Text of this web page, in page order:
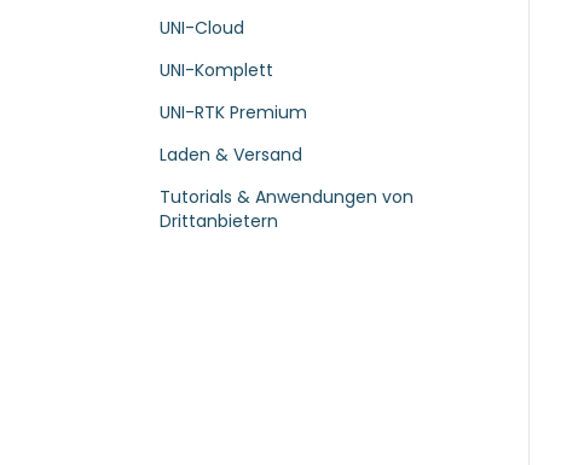
UNI-Cloud
UNI-Komplett
UNI-RTK Premium
Laden & Versand
Tutorials & Anwendungen von
Drittanbietern